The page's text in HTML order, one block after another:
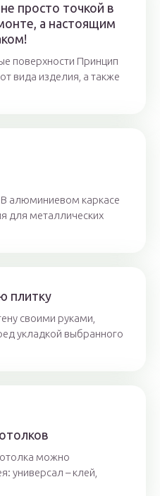
просто точкой в
а настоящим
поверхности Принцип
вида изделия, а также
алюминиевом каркасе
для металлических
плитку
своими руками,
укладкой выбранного
можно
универсал – клей,